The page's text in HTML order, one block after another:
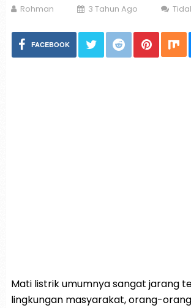
Rohman 3 Tahun Ago
FACEBOOK
Mati listrik umumnya sangat jarang
lingkungan masyarakat, orang-